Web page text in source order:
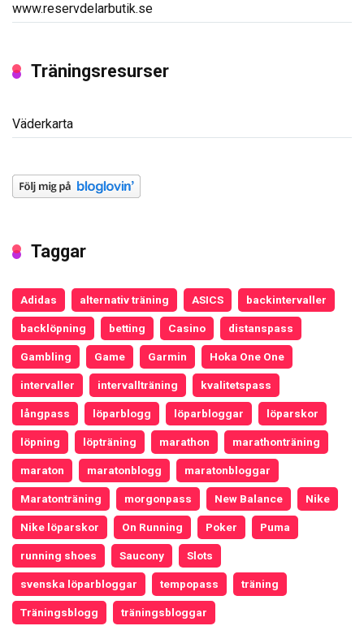
www.reservdelarbutik.se
Träningsresurser
Väderkarta
Taggar
Adidas alternativ träning ASICS backintervaller
backlöpning betting Casino distanspass
Gambling Game Garmin Hoka One One
intervaller intervallträning kvalitetspass
långpass löparblogg löparbloggar löparskor
löpning löpträning marathon marathonträning
maraton maratonblogg maratonbloggar
Maratonträning morgonpass New Balance Nike
Nike löparskor On Running Poker Puma
running shoes Saucony Slots
svenska löparbloggar tempopass träning
Träningsblogg träningsbloggar